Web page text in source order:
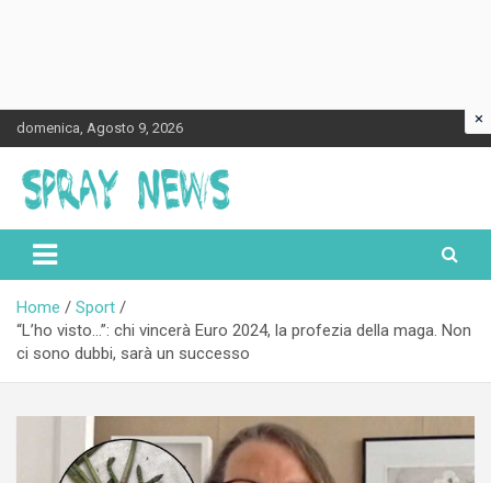
Skip
to
content
domenica, Agosto 9, 2026
Spraynews.it
Home
Sport
“L’ho visto…”: chi vincerà Euro 2024, la profezia della maga. Non
ci sono dubbi, sarà un successo
×